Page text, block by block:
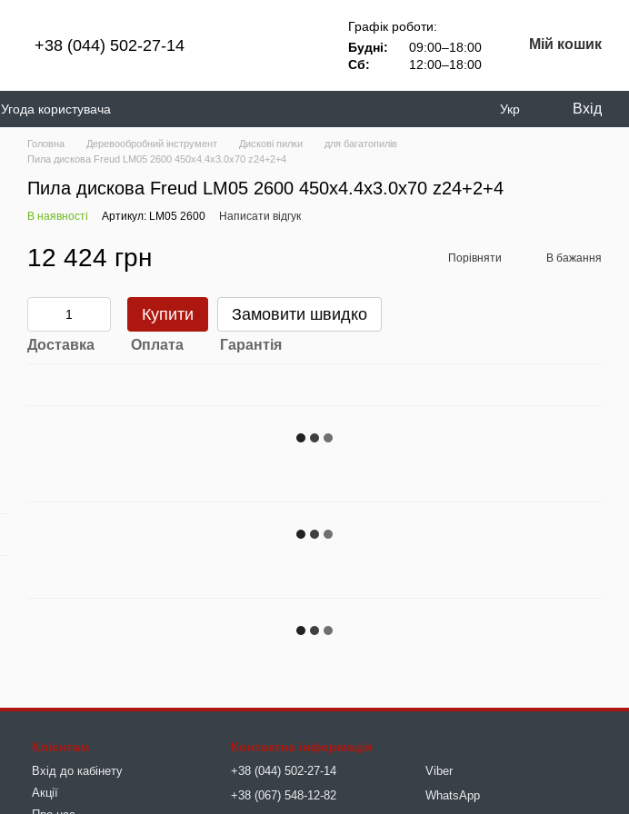
+38 (044) 502-27-14
Графік роботи:
Будні:
09:00–18:00
Сб:
12:00–18:00
Мій кошик
Угода користувача Укр Вхід
Головна Деревообробний інструмент Дискові пилки
для багатопилів
Пила дискова Freud LM05 2600 450х4.4х3.0х70 z24+2+4
Пила дискова Freud LM05 2600 450х4.4х3.0х70 z24+2+4
В наявності Артикул: LM05 2600 Написати відгук
12 424 грн Порівняти В бажання
Купити Замовити швидко
Доставка Оплата Гарантія
Клієнтам
Вхід до кабінету
Акції
Контактна інформація
+38 (044) 502-27-14
+38 (067) 548-12-82
Viber
WhatsApp